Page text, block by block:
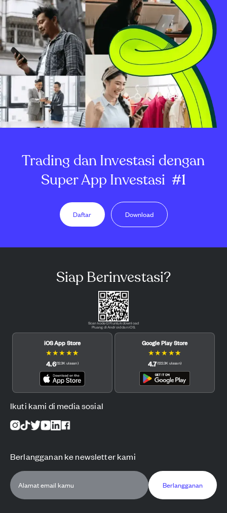
Trading dan Investasi dengan
Super App Investasi #1
Daftar Download
Siap Berinvestasi?
Scan kode QR untuk download
Pluang di Android dan iOS.
iOS App Store
★★★ ★★
4.6(12.3K ulasan)
Google Play Store
★★★ ★★
4.7(122.3K ulasan)
Ikuti kami di media sosial
Berlangganan ke newsletter kami
Berlangganan